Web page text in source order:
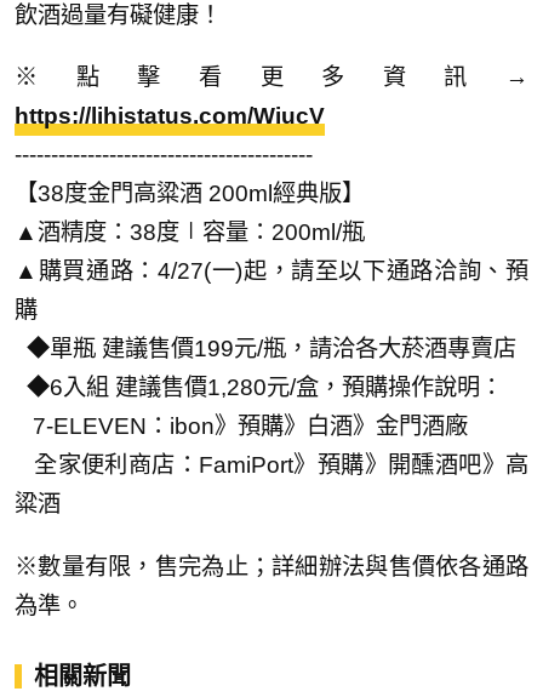
飲酒過量有礙健康！
※點擊看更多資訊→
https://lihistatus.com/WiucV
-----------------------------------------
【38度金門高粱酒 200ml經典版】
▲酒精度：38度∣容量：200ml/瓶
▲購買通路：4/27(一)起，請至以下通路洽詢、預
購
◆單瓶 建議售價199元/瓶，請洽各大菸酒專賣店
◆6入組 建議售價1,280元/盒，預購操作說明：
7-ELEVEN：ibon》預購》白酒》金門酒廠
全家便利商店：FamiPort》預購》開醺酒吧》高
粱酒
※數量有限，售完為止；詳細辦法與售價依各通路
為準。
相關新聞